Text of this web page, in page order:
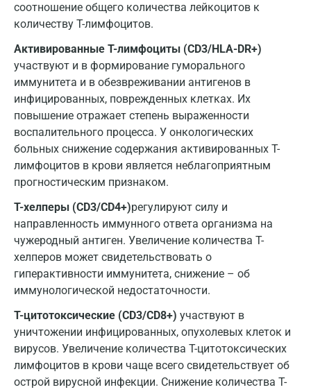
соотношение общего количества лейкоцитов к
количеству Т-лимфоцитов.
Активированные Т-лимфоциты (CD3/HLA-DR+)
участвуют и в формирование гуморального
иммунитета и в обезвреживании антигенов в
инфицированных, поврежденных клетках. Их
повышение отражает степень выраженности
воспалительного процесса. У онкологических
больных снижение содержания активированных T-
лимфоцитов в крови является неблагоприятным
прогностическим признаком.
Т-хелперы (CD3/CD4+)регулируют силу и
направленность иммунного ответа организма на
чужеродный антиген. Увеличение количества Т-
хелперов может свидетельствовать о
гиперактивности иммунитета, снижение – об
иммунологической недостаточности.
Т-цитотоксические (CD3/CD8+) участвуют в
уничтожении инфицированных, опухолевых клеток и
вирусов. Увеличение количества Т-цитотоксических
лимфоцитов в крови чаще всего свидетельствует об
острой вирусной инфекции. Снижение количества T-
Нижнекамск
Новокузнецк
Новороссийск
Новосибирск
Ногинск
Обнинск
Одинцово
Омск
Орел
Оренбург
Орехово-Зуево
Павловский посад
Пенза
Пермь